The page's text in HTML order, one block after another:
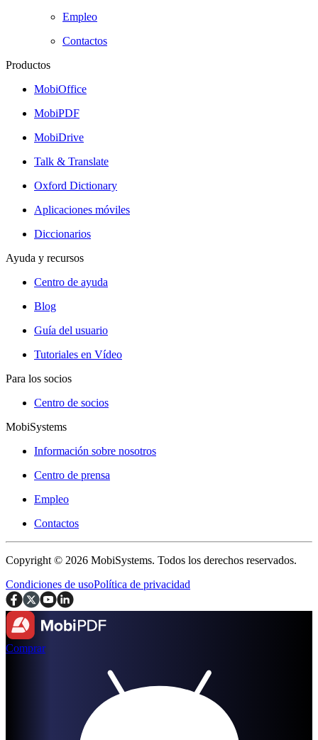
Empleo
Contactos
Productos
MobiOffice
MobiPDF
MobiDrive
Talk & Translate
Oxford Dictionary
Aplicaciones móviles
Diccionarios
Ayuda y recursos
Centro de ayuda
Blog
Guía del usuario
Tutoriales en Vídeo
Para los socios
Centro de socios
MobiSystems
Información sobre nosotros
Centro de prensa
Empleo
Contactos
Copyright © 2026 MobiSystems. Todos los derechos reservados.
Condiciones de usoPolítica de privacidad
Comprar